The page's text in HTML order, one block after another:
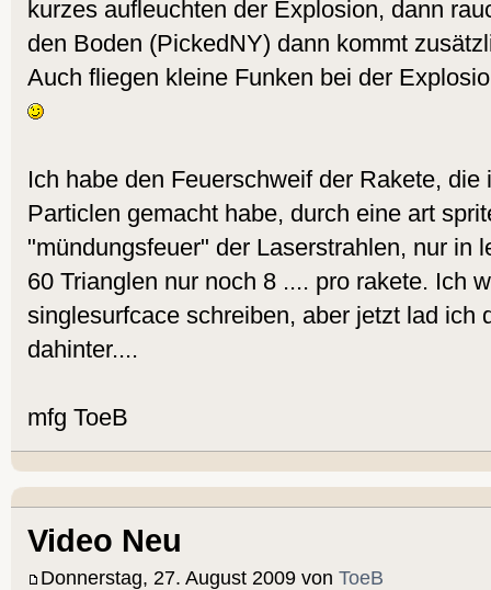
kurzes aufleuchten der Explosion, dann
den Boden (PickedNY) dann kommt
Auch fliegen kleine Funken bei der
Ich habe den Feuerschweif der Rakete, die
Particlen gemacht habe, durch eine art
"mündungsfeuer" der Laserstrahlen, nur in
60 Trianglen nur noch 8 .... pro rakete. Ich
singlesurfcace schreiben, aber jetzt lad ich
dahinter....
mfg ToeB
Video Neu
Donnerstag, 27. August 2009 von ToeB